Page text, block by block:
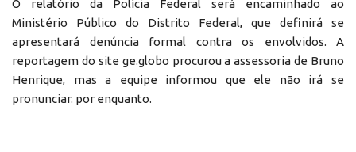
O relatório da Polícia Federal será encaminhado ao
Ministério Público do Distrito Federal, que definirá se
apresentará denúncia formal contra os envolvidos. A
reportagem do site ge.globo procurou a assessoria de Bruno
Henrique, mas a equipe informou que ele não irá se
pronunciar. por enquanto.